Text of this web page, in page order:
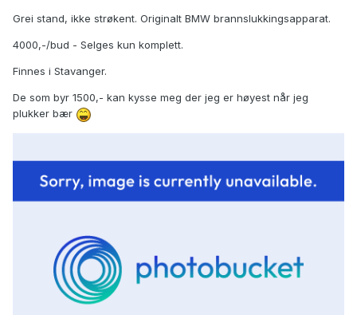
Grei stand, ikke strøkent. Originalt BMW brannslukkingsapparat.
4000,-/bud - Selges kun komplett.
Finnes i Stavanger.
De som byr 1500,- kan kysse meg der jeg er høyest når jeg
plukker bær